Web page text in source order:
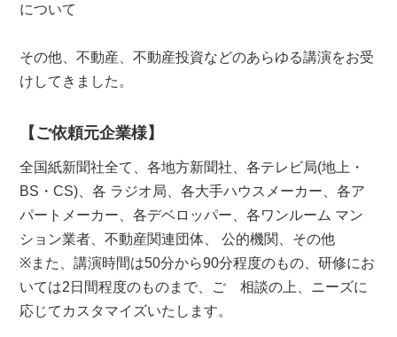
について
その他、不動産、不動産投資などのあらゆる講演をお受
けしてきました。
【ご依頼元企業様】
全国紙新聞社全て、各地方新聞社、各テレビ局(地上・
BS・CS)、各 ラジオ局、各大手ハウスメーカー、各ア
パートメーカー、各デベロッパー、各ワンルーム マン
ション業者、不動産関連団体、 公的機関、その他
※また、講演時間は50分から90分程度のもの、研修にお
いては2日間程度のものまで、ご゙相談の上、ニーズに
応じてカスタマイズいたします。